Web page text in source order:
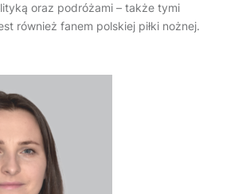
oraz podróżami – także tymi
również fanem polskiej piłki nożnej.